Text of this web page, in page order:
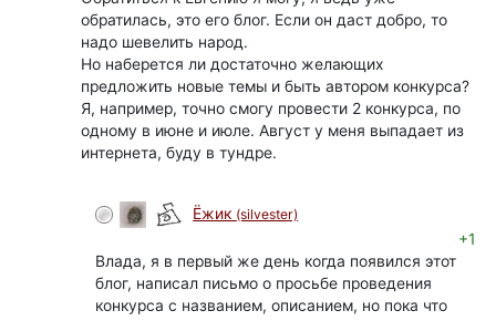
обратилась, это его блог. Если он даст добро, то
надо шевелить народ.
Но наберется ли достаточно желающих
предложить новые темы и быть автором конкурса?
Я, например, точно смогу провести 2 конкурса, по
одному в июне и июле. Август у меня выпадает из
интернета, буду в тундре.
Ёжик (silvester)
+1
Влада, я в первый же день когда появился этот
блог, написал письмо о просьбе проведения
конкурса с названием, описанием, но пока что